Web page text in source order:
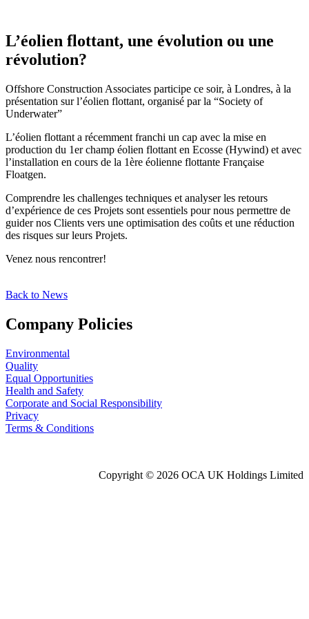
content
L’éolien flottant, une évolution ou une
révolution?
Offshore Construction Associates participe ce soir, à Londres, à la
présentation sur l’éolien flottant, organisé par la “Society of
Underwater”
L’éolien flottant a récemment franchi un cap avec la mise en
production du 1er champ éolien flottant en Ecosse (Hywind) et avec
l’installation en cours de la 1ère éolienne flottante Française
Floatgen.
Comprendre les challenges techniques et analyser les retours
d’expérience de ces Projets sont essentiels pour nous permettre de
guider nos Clients vers une optimisation des coûts et une réduction
des risques sur leurs Projets.
Venez nous rencontrer!
Back to News
Company Policies
Environmental
Quality
Equal Opportunities
Health and Safety
Corporate and Social Responsibility
Privacy
Terms & Conditions
Copyright © 2026 OCA UK Holdings Limited